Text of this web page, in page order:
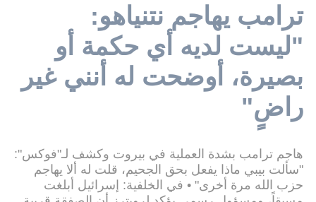
ترامب يهاجم نتنياهو:
"ليست لديه أي حكمة أو
بصيرة، أوضحت له أنني غير
راضٍ"
هاجم ترامب بشدة العملية في بيروت وكشف لـ"فوكس":
"سألت بيبي ماذا يفعل بحق الجحيم، قلت له ألا يهاجم
حزب الله مرة أخرى" • في الخلفية: إسرائيل أبلغت